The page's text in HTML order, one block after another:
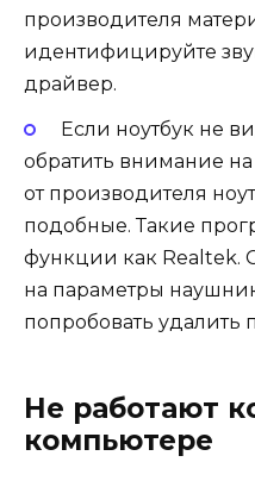
производителя
идентифицируйте
драйвер.
Если ноутбук не
обратить внимание
от производителя
подобные. Такие
функции как Realtek.
на параметры
попробовать удалить
Не работают
компьютере